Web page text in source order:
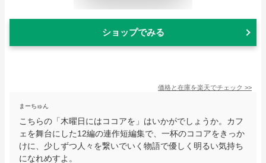
ショップでみる
価格と在庫を楽天でチェック >>
まーちゅん
こちらの「木曜日にはココアを」はいかがでしょうか。カフ
ェを舞台にした12編の連作短編集で、一杯のココアをきっか
けに、少しずつ人々を繋いでいく物語で優しく明るい気持ち
になれめすよ。